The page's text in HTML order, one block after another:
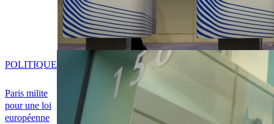
Paris milite
pour une loi
européenne
POLITIQUE